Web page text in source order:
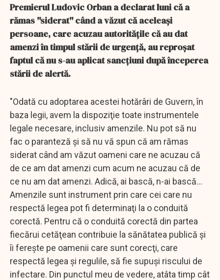
Premierul Ludovic Orban a declarat luni că a
rămas ''siderat'' când a văzut că aceleaşi
persoane, care acuzau autorităţile că au dat
amenzi în timpul stării de urgenţă, au reproşat
faptul că nu s-au aplicat sancţiuni după începerea
stării de alertă.
"Odată cu adoptarea acestei hotărâri de Guvern, în
baza legii, avem la dispoziţie toate instrumentele
legale necesare, inclusiv amenzile. Nu pot să nu
fac o paranteză şi să nu vă spun că am rămas
siderat când am văzut oameni care ne acuzau că
de ce am dat amenzi cum acum ne acuzau că de
ce nu am dat amenzi. Adică, ai bască, n-ai bască...
Amenzile sunt instrument prin care cei care nu
respectă legea pot fi determinaţi la o conduită
corectă. Pentru că o conduită corectă din partea
fiecărui cetăţean contribuie la sănătatea publică şi
îi fereşte pe oamenii care sunt corecţi, care
respectă legea şi regulile, să fie supuşi riscului de
infectare. Din punctul meu de vedere, atâta timp cât